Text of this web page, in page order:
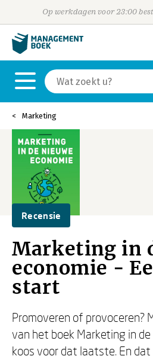
Op werkdagen voor 23:00
Marketing
Recensie
Marketing in
economie -
start
Promoveren of provoceren?
van het boek Marketing in
koos voor dat laatste. En